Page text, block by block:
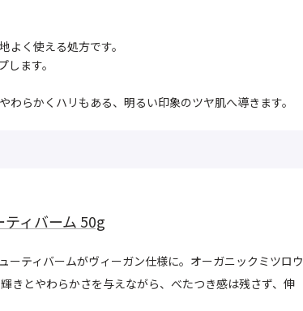
く使える処方です。
ます。
らかくハリもある、明るい印象のツヤ肌へ導きます。
ィバーム 50g
ーティバームがヴィーガン仕様に。オーガニックミツロウ
きとやわらかさを与えながら、べたつき感は残さず、伸